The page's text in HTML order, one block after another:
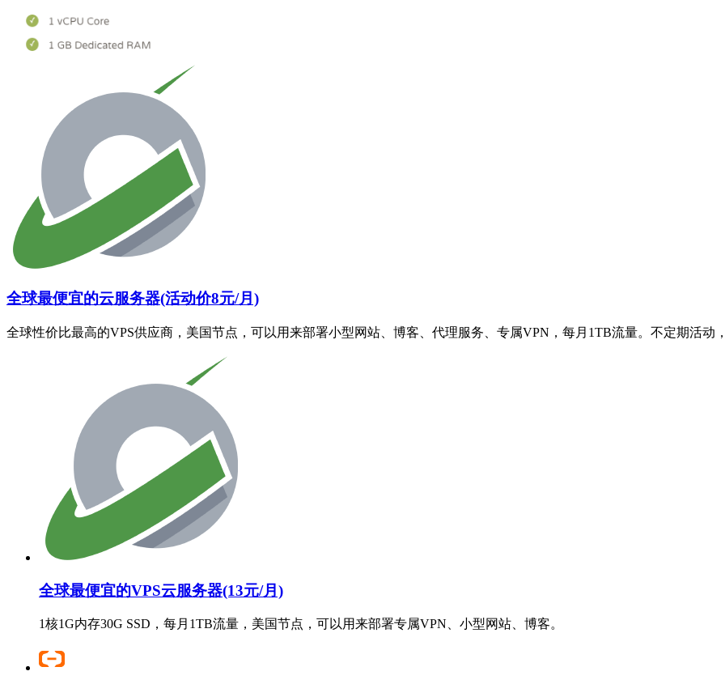
全球最便宜的云服务器(活动价8元/月)
全球性价比最高的VPS供应商，美国节点，可以用来部署小型网站、博客、代理服务、专属VPN，每月1TB流量。不定期活动
全球最便宜的VPS云服务器(13元/月)
1核1G内存30G SSD，每月1TB流量，美国节点，可以用来部署专属VPN、小型网站、博客。